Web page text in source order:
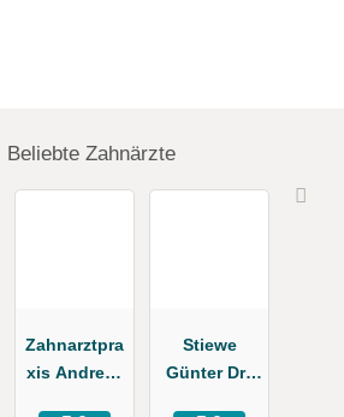
Beliebte Zahnärzte
Zahnarztpra
xis Andreas
Stiewe
Günter Dr.,